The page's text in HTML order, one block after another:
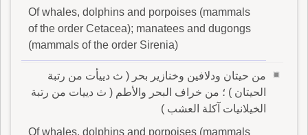
Of whales, dolphins and porpoises (mammals
of the order Cetacea); manatees and dugongs
(mammals of the order Sirenia)
من حيتان ودلافين وخنازير بحر ( ث دييأت من رتبة
الحيتان ) ؛ من خراف البحر والأطم ( ث دييات من رتبة
الخيلانيات آكلة العشب )
Of whales, dolphins and porpoises (mammals